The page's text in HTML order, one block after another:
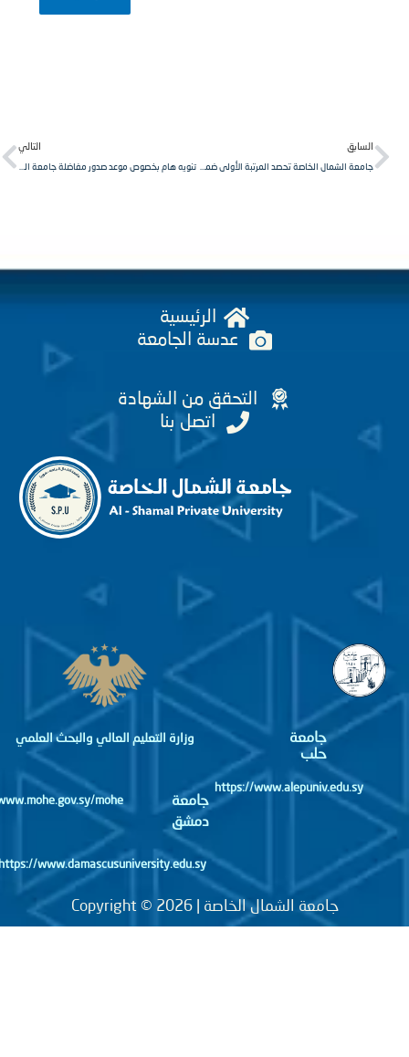
جامعة الشمال الخاصة تحصد المرتبة الأولى ضمن برنامج التقييم لدى لجنة إعتماد الجامعات الخاصة تنويه هام بخصوص موعد صدور مفاضلة جامعة الشمال الخاصة
الرئيسية
عدسة الجامعة
التحقق من الشهادة
اتصل بنا
جامعة
https://www.alepuniv.edu.sy
جامعة
دمشق
وزارة التعليم العالي والبحث العلمي
http://www.mohe.gov.sy/mohe
جامعة الشمال الخاصة | Copyright © 2026